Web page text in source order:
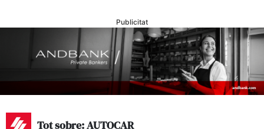
Publicitat
Tot sobre: AUTOCAR